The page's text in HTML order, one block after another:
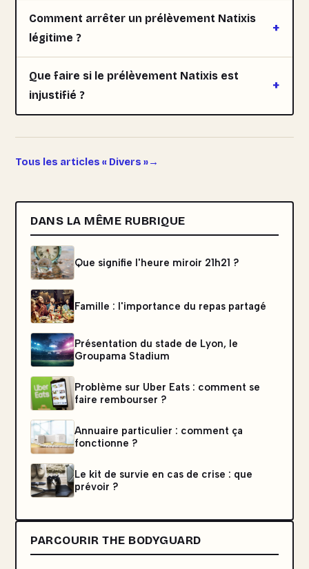
Comment arrêter un prélèvement Natixis
légitime ?
Que faire si le prélèvement Natixis est
injustifié ?
Tous les articles « Divers »
DANS LA MÊME RUBRIQUE
Que signifie l'heure miroir 21h21 ?
Famille : l'importance du repas partagé
Présentation du stade de Lyon, le
Groupama Stadium
Problème sur Uber Eats : comment se
faire rembourser ?
Annuaire particulier : comment ça
fonctionne ?
Le kit de survie en cas de crise : que
prévoir ?
PARCOURIR THE BODYGUARD